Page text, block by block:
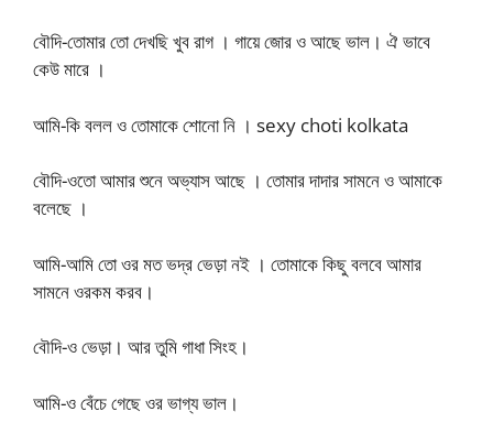
বৌদি-তোমার তো দেখছি খুব রাগ । গায়ে জোর ও আছে ভাল। ঐ ভাবে
কেউ মারে ।
আমি-কি বলল ও তোমাকে শোনো নি । sexy choti kolkata
বৌদি-ওতো আমার শুনে অভ্যাস আছে । তোমার দাদার সামনে ও আমাকে
বলেছে ।
আমি-আমি তো ওর মত ভদ্র ভেড়া নই । তোমাকে কিছু বলবে আমার
সামনে ওরকম করব।
বৌদি-ও ভেড়া। আর তুমি গাধা সিংহ।
আমি-ও বেঁচে গেছে ওর ভাগ্য ভাল।